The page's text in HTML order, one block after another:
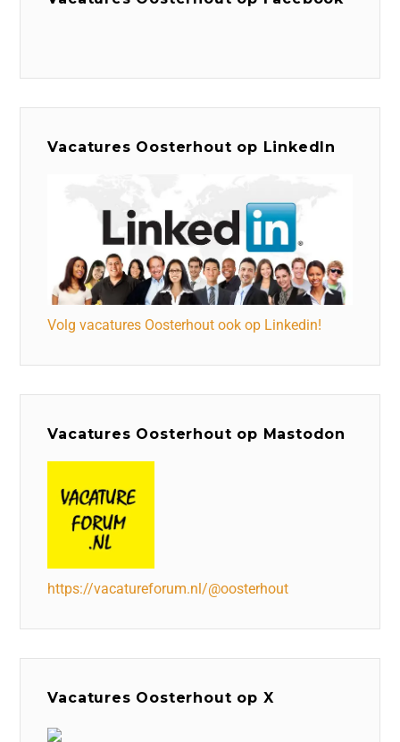
Vacatures Oosterhout op LinkedIn
Volg vacatures Oosterhout ook op Linkedin!
Vacatures Oosterhout op Mastodon
https://vacatureforum.nl/@oosterhout
Vacatures Oosterhout op X